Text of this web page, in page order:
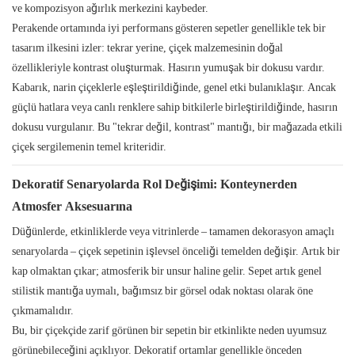
ve kompozisyon ağırlık merkezini kaybeder.
Perakende ortamında iyi performans gösteren sepetler genellikle tek bir
tasarım ilkesini izler: tekrar yerine, çiçek malzemesinin doğal
özellikleriyle kontrast oluşturmak. Hasırın yumuşak bir dokusu vardır.
Kabarık, narin çiçeklerle eşleştirildiğinde, genel etki bulanıklaşır. Ancak
güçlü hatlara veya canlı renklere sahip bitkilerle birleştirildiğinde, hasırın
dokusu vurgulanır. Bu "tekrar değil, kontrast" mantığı, bir mağazada etkili
çiçek sergilemenin temel kriteridir.
Dekoratif Senaryolarda Rol Değişimi: Konteynerden
Atmosfer Aksesuarına
Düğünlerde, etkinliklerde veya vitrinlerde – tamamen dekorasyon amaçlı
senaryolarda – çiçek sepetinin işlevsel önceliği temelden değişir. Artık bir
kap olmaktan çıkar; atmosferik bir unsur haline gelir. Sepet artık genel
stilistik mantığa uymalı, bağımsız bir görsel odak noktası olarak öne
çıkmamalıdır.
Bu, bir çiçekçide zarif görünen bir sepetin bir etkinlikte neden uyumsuz
görünebileceğini açıklıyor. Dekoratif ortamlar genellikle önceden